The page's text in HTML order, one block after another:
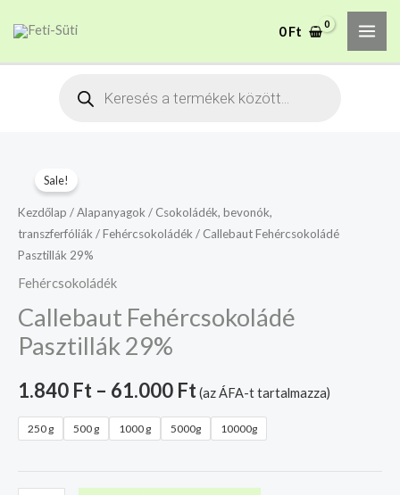
0Ft
Products
Sale!
Kezdőlap /Alapanyagok / Csokoládék, bevonók,
transzferfóliák /Fehércsokoládék / Callebaut Fehércsokoládé
Pasztillák 29%
Fehércsokoládék
Callebaut Fehércsokoládé
Pasztillák 29%
1.840 Ft – 61.000 Ft(az ÁFA-t tartalmazza)
250 g 500 g 1000 g 5000g 10000g
Fehércsokoládé
Pasztillák
29%
mennyiség
A mélyhűtött termékeket
csakis saját felelősségre
Megértettem